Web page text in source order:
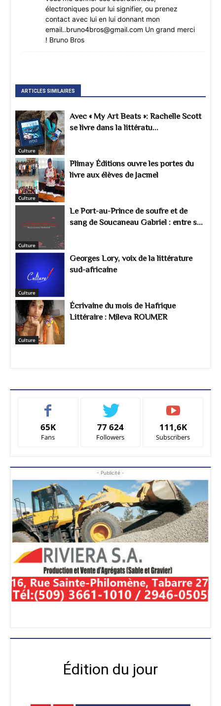
électroniques pour lui signifier, ou prenez
contact avec lui en lui donnant mon
email..bruno4bros@gmail.com Un grand merci
! Bruno Bros
ARTICLES SIMILAIRES
Culture
Avec « My Art Beats »: Rachelle Scott
se livre dans la littératu...
Culture
Plimay Éditions ouvre les portes du
livre aux élèves de Jacmel
Culture
Le Port-au-Prince de soufre et de
sang de Soucaneau Gabriel : entre s...
Culture
Georges Lory, voix de la littérature
sud-africaine
Culture
Écrivaine du mois de Hafrique
Littéraire : Mileva ROUMER
65K
Fans
77 624
Followers
111,6K
Subscribers
- Publicité -
Édition du jour